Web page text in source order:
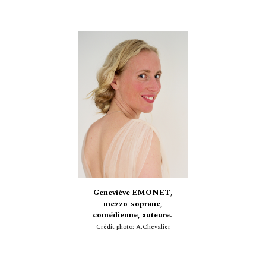
Geneviève EMONET,
mezzo-soprane,
comédienne, auteure.
Crédit photo: A.Chevalier